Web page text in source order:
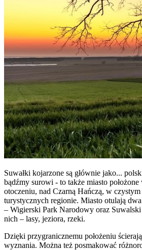
Suwałki kojarzone są głównie jako...
bądźmy surowi - to także miasto
otoczeniu, nad Czarną Hańczą, w czystym
turystycznych regionie. Miasto otulają
– Wigierski Park Narodowy oraz
nich – lasy, jeziora, rzeki.
Dzięki przygranicznemu położeniu
wyznania. Można też posmakować